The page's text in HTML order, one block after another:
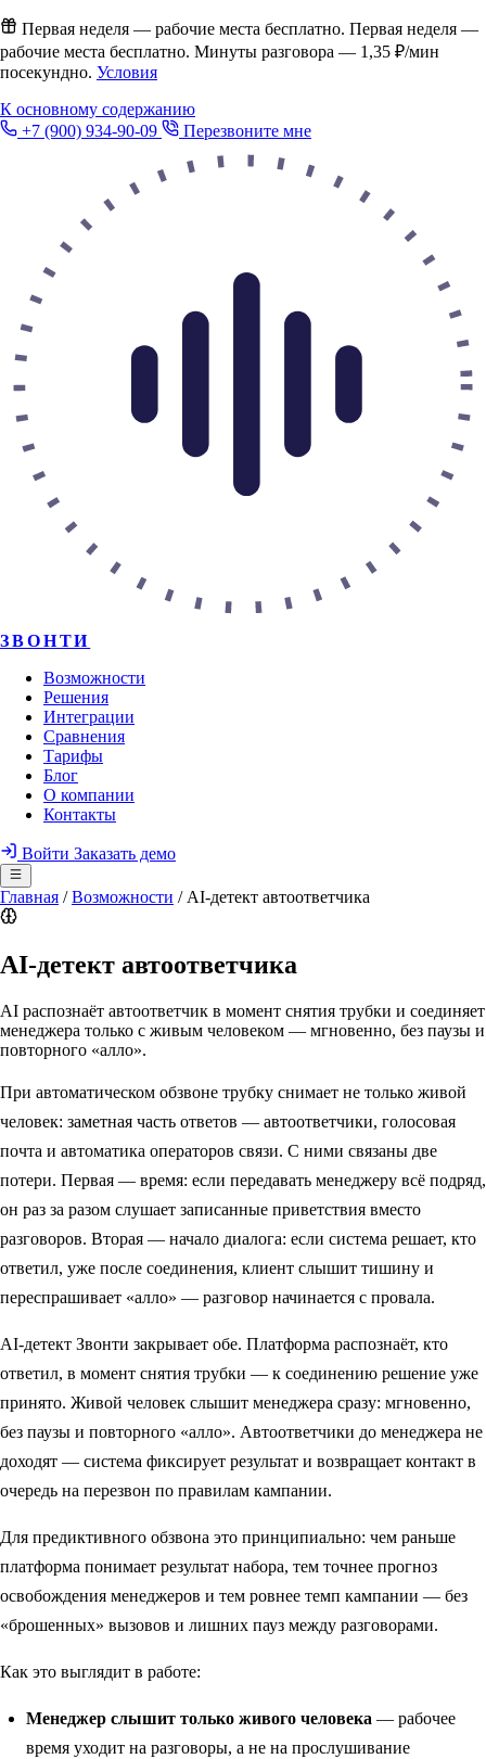
Первая неделя — рабочие места бесплатно. Первая неделя —
рабочие места бесплатно. Минуты разговора — 1,35 ₽/мин
посекундно. Условия
К основному содержанию
+7 (900) 934-90-09
Перезвоните мне
ЗВОНТИ
Возможности
Решения
Интеграции
Сравнения
Тарифы
Блог
О компании
Контакты
Войти Заказать демо
Главная / Возможности / AI-детект автоответчика
AI-детект автоответчика
AI распознаёт автоответчик в момент снятия трубки и соединяет
менеджера только с живым человеком — мгновенно, без паузы и
повторного «алло».
При автоматическом обзвоне трубку снимает не только живой
человек: заметная часть ответов — автоответчики, голосовая
почта и автоматика операторов связи. С ними связаны две
потери. Первая — время: если передавать менеджеру всё подряд,
он раз за разом слушает записанные приветствия вместо
разговоров. Вторая — начало диалога: если система решает, кто
ответил, уже после соединения, клиент слышит тишину и
переспрашивает «алло» — разговор начинается с провала.
AI-детект Звонти закрывает обе. Платформа распознаёт, кто
ответил, в момент снятия трубки — к соединению решение уже
принято. Живой человек слышит менеджера сразу: мгновенно,
без паузы и повторного «алло». Автоответчики до менеджера не
доходят — система фиксирует результат и возвращает контакт в
очередь на перезвон по правилам кампании.
Для предиктивного обзвона это принципиально: чем раньше
платформа понимает результат набора, тем точнее прогноз
освобождения менеджеров и тем ровнее темп кампании — без
«брошенных» вызовов и лишних пауз между разговорами.
Как это выглядит в работе:
Менеджер слышит только живого человека — рабочее
время уходит на разговоры, а не на прослушивание